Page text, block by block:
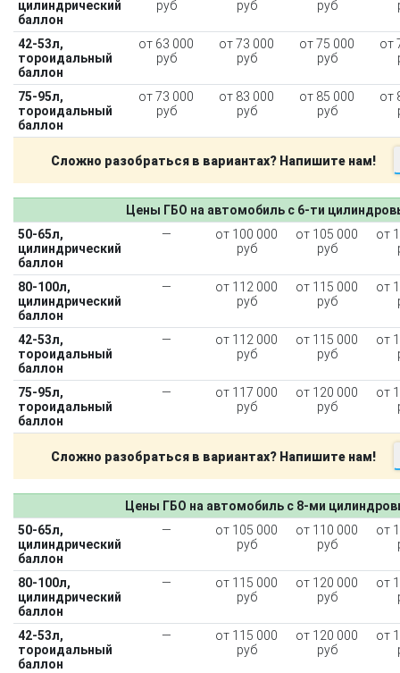
цилиндрический
баллон
руб руб руб
42-53л,
тороидальный
баллон
от 63 000
руб
от 73 000
руб
от 75 000
руб
от
75-95л,
тороидальный
баллон
от 73 000
руб
от 83 000
руб
от 85 000
руб
от
Сложно разобраться в вариантах? Напишите нам!
Цены ГБО на автомобиль с 6-ти
50-65л,
цилиндрический
баллон
—
от 100 000
руб
от 105 000
руб
от
80-100л,
цилиндрический
баллон
—
от 112 000
руб
от 115 000
руб
от
42-53л,
тороидальный
баллон
—
от 112 000
руб
от 115 000
руб
от
75-95л,
тороидальный
баллон
—
от 117 000
руб
от 120 000
руб
от
Сложно разобраться в вариантах? Напишите нам!
Цены ГБО на автомобиль с 8-ми
50-65л,
цилиндрический
баллон
—
от 105 000
руб
от 110 000
руб
от
80-100л,
цилиндрический
баллон
—
от 115 000
руб
от 120 000
руб
от
42-53л,
тороидальный
баллон
—
от 115 000
руб
от 120 000
руб
от